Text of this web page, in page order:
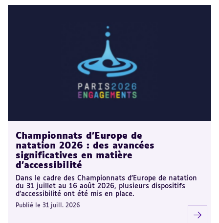
Championnats d'Europe de
natation 2026 : des avancées
significatives en matière
d'accessibilité
Dans le cadre des Championnats d'Europe de natation
du 31 juillet au 16 août 2026, plusieurs dispositifs
d'accessibilité ont été mis en place.
Publié le 31 juill. 2026